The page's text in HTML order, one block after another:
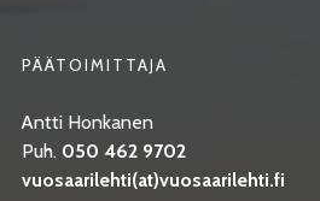
PÄÄTOIMITTAJA
Antti Honkanen
Puh. 050 462 9702
vuosaarilehti(at)vuosaarilehti.fi